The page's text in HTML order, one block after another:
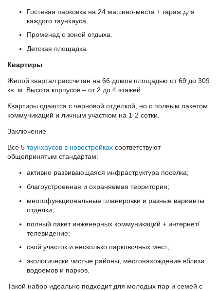
Гостевая парковка на 24 машино-места + гараж для
каждого таунхауса.
Променад с зоной отдыха.
Детская площадка.
Квартиры
Жилой квартал рассчитан на 66 домов площадью от 69 до 309
кв. м. Высота корпусов – от 2 до 4 этажей.
Квартиры сдаются с черновой отделкой, но с полным пакетом
коммуникаций и личным участком на 1-2 сотки.
Заключение
Все 5 таунхаусов в новостройках соответствуют
общепринятым стандартам:
активно развивающаяся инфраструктура поселка;
благоустроенная и охраняемая территория;
многофункциональные планировки и разные варианты
отделки;
полный пакет инженерных коммуникаций + интернет/
телевидение;
свой участок и несколько парковочных мест;
экологически чистые районы, местонахождение вблизи
водоемов и парков.
Такой набор идеально подходит для молодых пар и семей с